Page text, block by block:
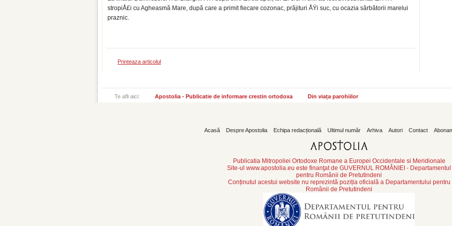
stropiÅ£i cu Agheasmă Mare, după care a primit fiecare cozonac, pră­jituri ÅŸi suc, cu ocazia sărbă­torii marelui
praznic.
Printeaza articolul
Te afli aici: Apostolia - Publicatie de informare crestin ortodoxa Din viața parohiilor
Acasă Despre Apostolia Echipa redacțională Ultimul număr Arhiva Autori Contact
Publicatia Mitropoliei Ortodoxe Romane a Europei Occidentale si Meridionale
Site-ul www.apostolia.eu este finanţat de GUVERNUL ROMÂNIEI - Departamentul
pentru Românii de Pretutindeni
Conținutul acestui website nu reprezintă poziția oficială a Departamentului pentru
Românii de Pretutindeni